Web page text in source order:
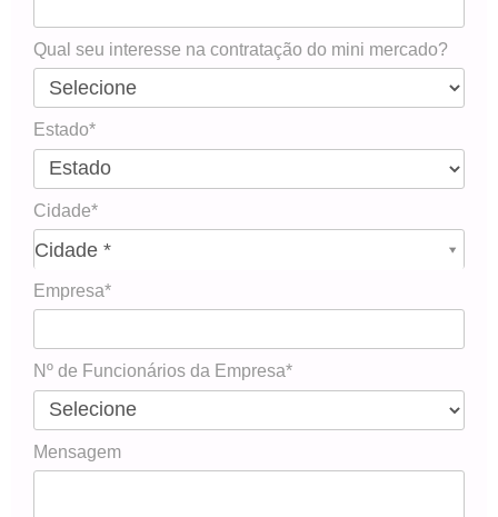
Qual seu interesse na contratação do mini mercado?
Estado*
Cidade*
Cidade *
Cidade*
Empresa*
Nº de Funcionários da Empresa*
Mensagem